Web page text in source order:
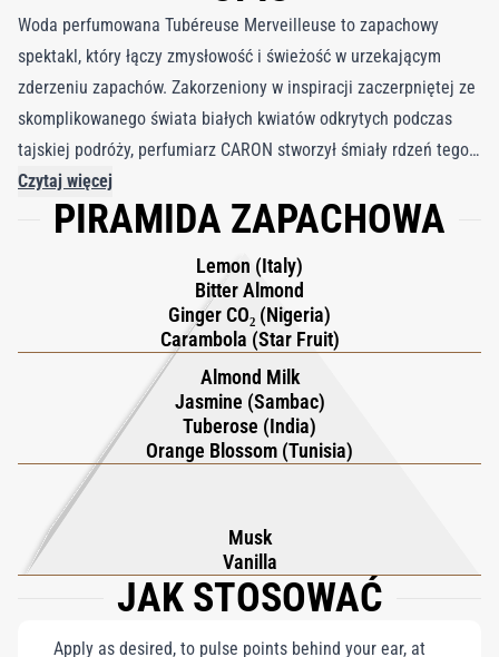
Woda perfumowana Tubéreuse Merveilleuse to zapachowy
spektakl, który łączy zmysłowość i świeżość w urzekającym
zderzeniu zapachów. Zakorzeniony w inspiracji zaczerpniętej ze
skomplikowanego świata białych kwiatów odkrytych podczas
tajskiej podróży, perfumiarz CARON stworzył śmiały rdzeń tego
zapachu. Soczyście cielesna esencja indyjskiej tuberozy splata
się z żywym nigeryjskim imbirem, tworząc bogaty bukiet, który
imbiru. Jasność wprowadza soczysta cytryna i owoce
gwiaździste, którym towarzyszy orzeźwiająca goryczka esencji
migdałowej. Aromatyczny dynamizm utrzymuje się, gdy absolut
jaśminu wielkolistnego i absolut kwiatu pomarańczy wnoszą
niuanse botaniczne i miodowe akcenty, przekształcając zapach
w uwodzicielskie i leniwe doświadczenie. Tubéreuse
Merveilleuse wykracza poza konwencjonalne pojęcie perfum; to
niezwykłe i wybuchowe objawienie zapachu, harmonijne
połączenie różnorodnych elementów, które urzeka zmysły i
tworzy niezapomnianą podróż węchową.
Czytaj więcej
PIRAMIDA ZAPACHOWA
Lemon (Italy)
Bitter Almond
Ginger CO₂ (Nigeria)
Carambola (Star Fruit)
Almond Milk
Jasmine (Sambac)
Tuberose (India)
Orange Blossom (Tunisia)
Musk
Vanilla
JAK STOSOWAĆ
Apply as desired, to pulse points behind your ear, at